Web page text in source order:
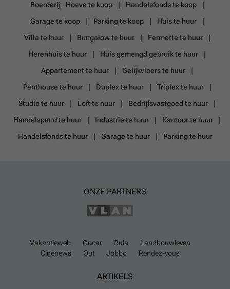
Boerderij - Hoeve te koop
Handelsfonds te koop
Garage te koop
Parking te koop
Huis te huur
Villa te huur
Bungalow te huur
Fermette te huur
Herenhuis te huur
Huis gemengd gebruik te huur
Appartement te huur
Gelijkvloers te huur
Penthouse te huur
Duplex te huur
Triplex te huur
Studio te huur
Loft te huur
Bedrijfsvastgoed te huur
Handelspand te huur
Industrie te huur
Kantoor te huur
Handelsfonds te huur
Garage te huur Parking te huur
ONZE PARTNERS
Vakantieweb Gocar Rula
Landbouwleven
Cinenews
Out Jobbo Rendez-vous
ARTIKELS